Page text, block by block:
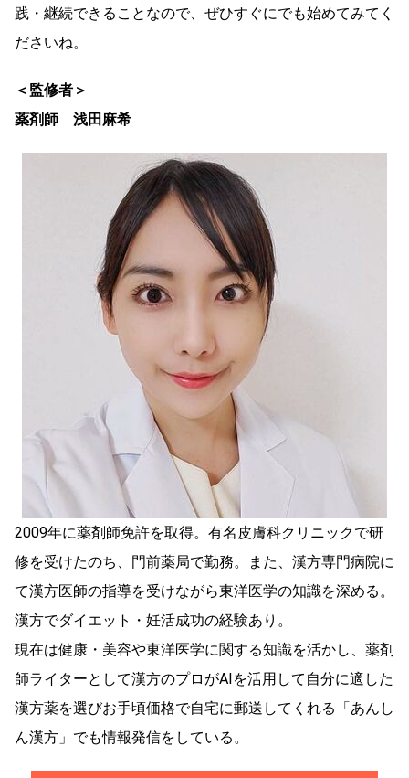
践・継続できることなので、ぜひすぐにでも始めてみてく
ださいね。
＜監修者＞
薬剤師 浅田麻希
2009年に薬剤師免許を取得。有名皮膚科クリニックで研
修を受けたのち、門前薬局で勤務。また、漢方専門病院に
て漢方医師の指導を受けながら東洋医学の知識を深める。
漢方でダイエット・妊活成功の経験あり。
現在は健康・美容や東洋医学に関する知識を活かし、薬剤
師ライターとして漢方のプロがAIを活用して自分に適した
漢方薬を選びお手頃価格で自宅に郵送してくれる「あんし
ん漢方」でも情報発信をしている。